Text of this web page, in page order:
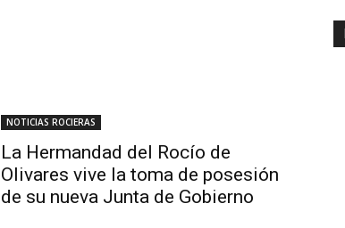
NOTICIAS ROCIERAS
La Hermandad del Rocío de
Olivares vive la toma de posesión
de su nueva Junta de Gobierno